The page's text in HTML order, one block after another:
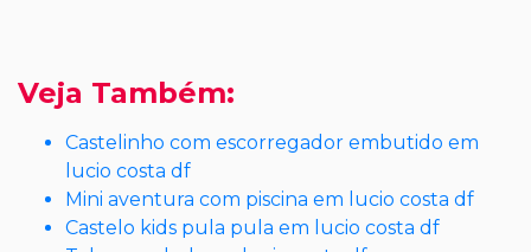
Veja Também:
Castelinho com escorregador embutido em
lucio costa df
Mini aventura com piscina em lucio costa df
Castelo kids pula pula em lucio costa df